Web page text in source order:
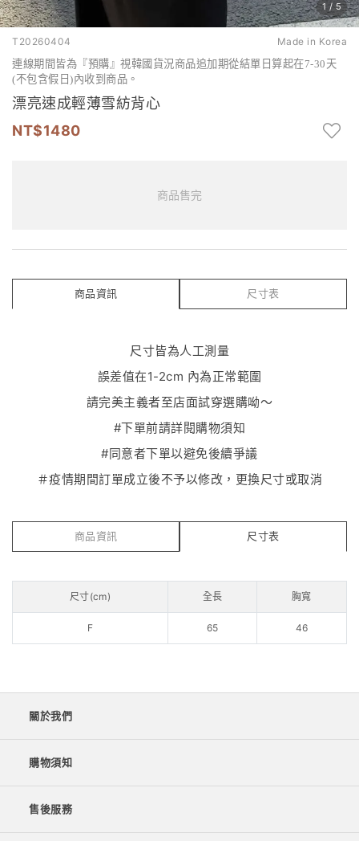
1 / 5
T20260404
Made in Korea
連線期間皆為『預購』視韓國貨況商品追加期從結單日算起在7-30天
(不包含假日)內收到商品。
漂亮速成輕薄雪紡背心
1480
商品售完
商品資訊 尺寸表
尺寸皆為人工測量
誤差值在1-2cm 內為正常範圍
請完美主義者至店面試穿選購呦～
#下單前請詳閱購物須知
#同意者下單以避免後續爭議
＃疫情期間訂單成立後不予以修改，更換尺寸或取消
商品資訊 尺寸表
尺寸(cm) 全長 胸寬
F 65 46
關於我們
購物須知
售後服務